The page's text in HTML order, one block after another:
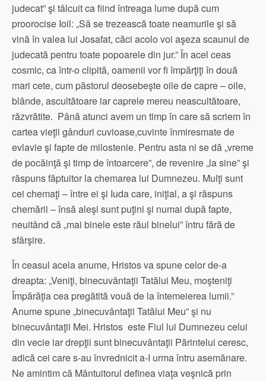
judecat” şi tâlcuit ca fiind întreaga lume după cum
proorocise Ioil: „Să se trezească toate neamurile şi să
vină în valea lui Josafat, căci acolo voi aşeza scaunul de
judecată pentru toate popoarele din jur.” În acel ceas
cosmic, ca într-o clipită, oamenii vor fi împărţiţi în două
mari cete, cum păstorul deosebeşte oile de capre – oile,
blânde, ascultătoare iar caprele mereu neascultătoare,
răzvrătite. Până atunci avem un timp în care să scriem în
cartea vieţii gânduri cuvioase,cuvinte înmiresmate de
evlavie şi fapte de milostenie. Pentru asta ni se dă „vreme
de pocăinţă şi timp de întoarcere”, de revenire „la sine” şi
răspuns făptuitor la chemarea lui Dumnezeu. Mulţi sunt
cei chemaţi – între ei şi Iuda care, iniţial, a şi răspuns
chemării – însă aleşi sunt puţini şi numai după fapte,
neuitând că „mai binele este răul binelui” întru fără de
sfârşire.
În ceasul acela anume, Hristos va spune celor de-a
dreapta: „Veniţi, binecuvântaţii Tatălui Meu, moşteniţi
Împărăţia cea pregătită vouă de la întemeierea lumii.”
Anume spune „binecuvântaţii Tatălui Meu” şi nu
binecuvântaţii Mei. Hristos este Fiul lui Dumnezeu celui
din vecie iar drepţii sunt binecuvântaţii Părintelui ceresc,
adică cei care s-au învrednicit a-I urma întru asemănare.
Ne amintim că Mântuitorul definea viaţa veşnică prin